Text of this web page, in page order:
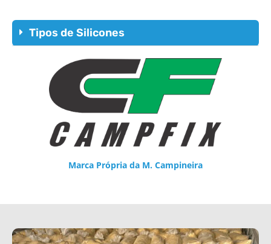
Tipos de Silicones
Marca Própria da M. Campineira